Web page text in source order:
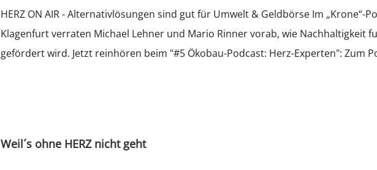
HERZ ON AIR - Alternativlösungen sind gut für Umwelt & Geldbörse Im „Krone“-
Klagenfurt verraten Michael Lehner und Mario Rinner vorab, wie Nachhaltigkeit
gefördert wird. Jetzt reinhören beim "#5 Ökobau-Podcast: Herz-Experten": Zum
Weil´s ohne HERZ nicht geht